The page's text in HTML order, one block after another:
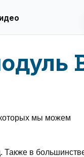
мы можем
. Также в